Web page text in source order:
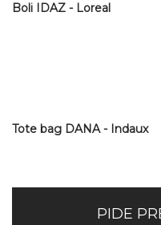
Boli IDAZ - Loreal
Tote bag DANA - Indaux
PIDE